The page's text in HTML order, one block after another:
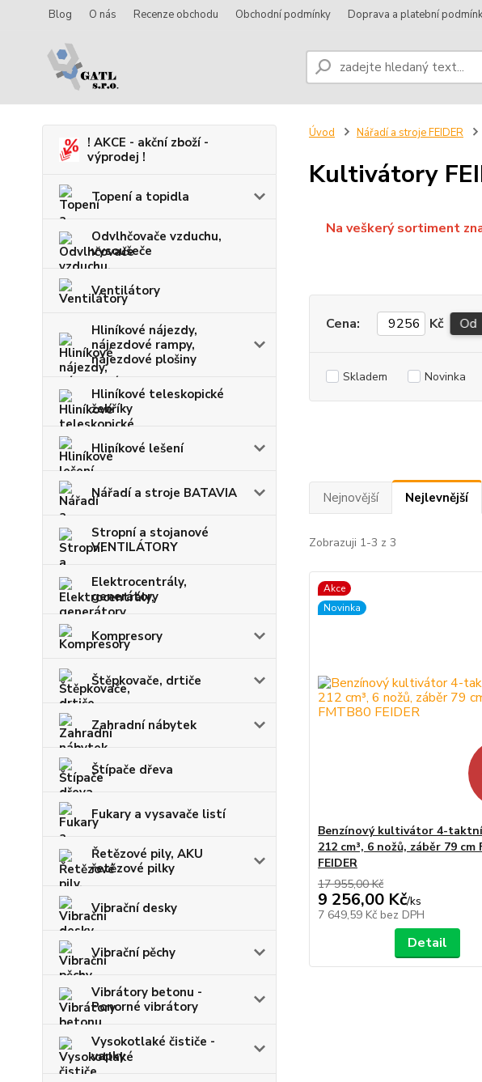
Blog O nás Recenze obchodu Obchodní podmínky Doprava a platební
! AKCE - akční zboží -
výprodej !
Topení a topidla
Odvlhčovače vzduchu,
vysoušeče
Ventilátory
Hliníkové nájezdy,
nájezdové rampy,
nájezdové plošiny
Hliníkové teleskopické
žebříky
Hliníkové lešení
Nářadí a stroje BATAVIA
Stropní a stojanové
VENTILÁTORY
Elektrocentrály,
generátory
Kompresory
Štěpkovače, drtiče
Zahradní nábytek
Štípače dřeva
Fukary a vysavače listí
Řetězové pily, AKU
řetězové pilky
Vibrační desky
Vibrační pěchy
Vibrátory betonu -
Ponorné vibrátory
Vysokotlaké čističe -
vapky
Úvod Nářadí a stroje FEIDER
Kultivátory
Na veškerý sortiment
Cena: Kč Od
Skladem Novinka
Nejnovější Nejlevnější
Zobrazuji 1-3 z 3
Akce
Novinka
Benzínový kultivátor 4-
212 cm³, 6 nožů, záběr 79 cm
FEIDER
17 955,00 Kč
9 256,00 Kč/ks
7 649,59 Kč bez DPH
Detail